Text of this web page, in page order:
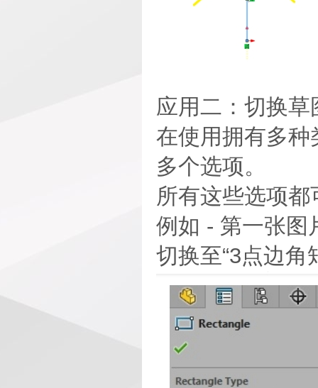
应用二：切换草
在使用拥有多种
多个选项。
所有这些选项都
例如 - 第一张图
切换至“3点边角